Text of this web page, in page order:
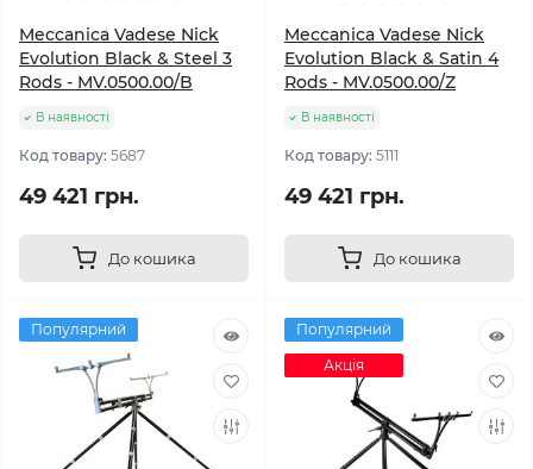
Meccanica Vadese Nick
Evolution Black & Steel 3
Rods - MV.0500.00/B
В наявності
Код товару: 5687
49 421 грн.
До кошика
Meccanica Vadese Nick
Evolution Black & Satin 4
Rods - MV.0500.00/Z
В наявності
Код товару: 5111
49 421 грн.
До кошика
Популярний
Популярний
Акція